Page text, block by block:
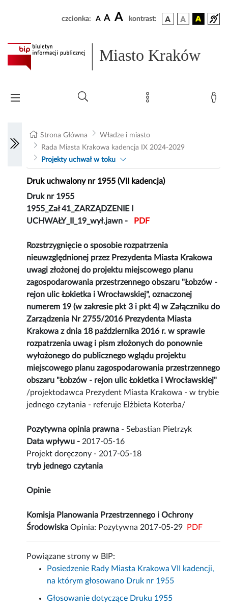
czcionka: A A A kontrast:
Miasto Kraków
Strona Główna
Władze i miasto
Rada Miasta Krakowa kadencja IX 2024-2029
Projekty uchwał w toku
Druk uchwalony nr 1955 (VII kadencja)
Druk nr 1955
1955_Zał 41_ZARZĄDZENIE I
UCHWAŁY_II_19_wył.jawn -
PDF
Rozstrzygnięcie o sposobie rozpatrzenia
nieuwzględnionej przez Prezydenta Miasta Krakowa
uwagi złożonej do projektu miejscowego planu
zagospodarowania przestrzennego obszaru "Łobzów -
rejon ulic Łokietka i Wrocławskiej", oznaczonej
numerem 19 (w zakresie pkt 3 i pkt 4) w Załączniku do
Zarządzenia Nr 2755/2016 Prezydenta Miasta
Krakowa z dnia 18 października 2016 r. w sprawie
rozpatrzenia uwag i pism złożonych do ponownie
wyłożonego do publicznego wglądu projektu
miejscowego planu zagospodarowania przestrzennego
obszaru "Łobzów - rejon ulic Łokietka i Wrocławskiej"
/projektodawca Prezydent Miasta Krakowa - w trybie
jednego czytania - referuje Elżbieta Koterba/
Pozytywna opinia prawna - Sebastian Pietrzyk
Data wpływu - 2017-05-16
Projekt doręczony - 2017-05-18
tryb jednego czytania
Opinie
Komisja Planowania Przestrzennego i Ochrony
Środowiska Opinia: Pozytywna 2017-05-29 PDF
Powiązane strony w BIP:
Posiedzenie Rady Miasta Krakowa VII kadencji,
na którym głosowano Druk nr 1955
Głosowanie dotyczące Druku 1955